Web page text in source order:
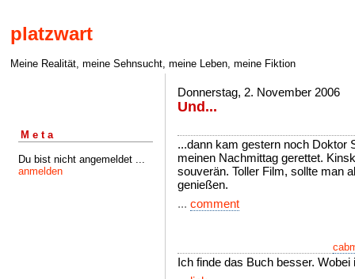
platzwart
Meine Realität, meine Sehnsucht, meine Leben, meine Fiktion
Meta
Du bist nicht angemeldet ...
anmelden
Donnerstag, 2. November 2006
Und...
...dann kam gestern noch Doktor
meinen Nachmittag gerettet.
souverän. Toller Film, sollte man
genießen.
... comment
Ich finde das Buch besser.